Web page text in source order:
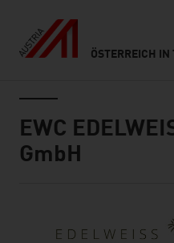
ÖSTERREICH
EWC
GmbH